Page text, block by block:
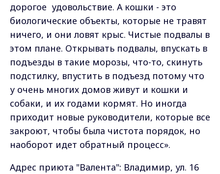
дорогое удовольствие. А кошки - это
биологические объекты, которые не травят
ничего, и они ловят крыс. Чистые подвалы в
этом плане. Открывать подвалы, впускать в
подъезды в такие морозы, что-то, скинуть
подстилку, впустить в подъезд потому что
у очень многих домов живут и кошки и
собаки, и их годами кормят. Но иногда
приходит новые руководители, которые все
закроют, чтобы была чистота порядок, но
наоборот идет обратный процесс».
Адрес приюта "Валента": Владимир, ул. 16